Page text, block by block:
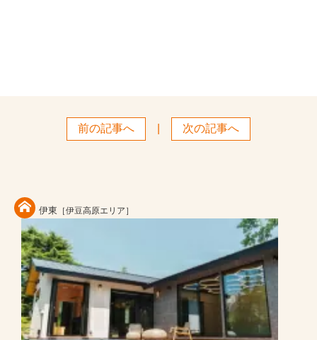
前の記事へ 次の記事へ
伊東 ［伊豆高原エリア］